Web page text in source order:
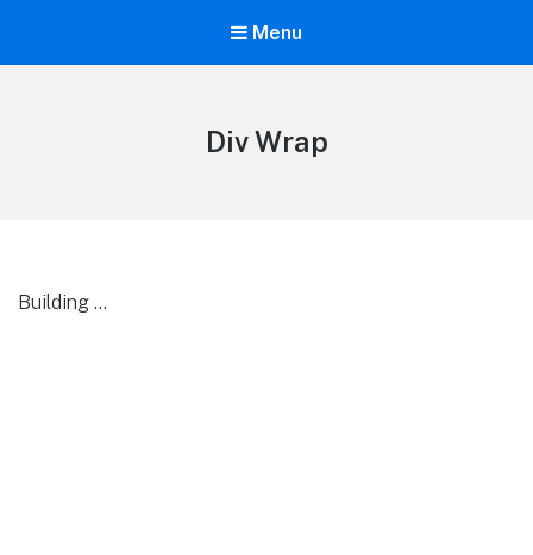
Menu
Div Wrap
Building …